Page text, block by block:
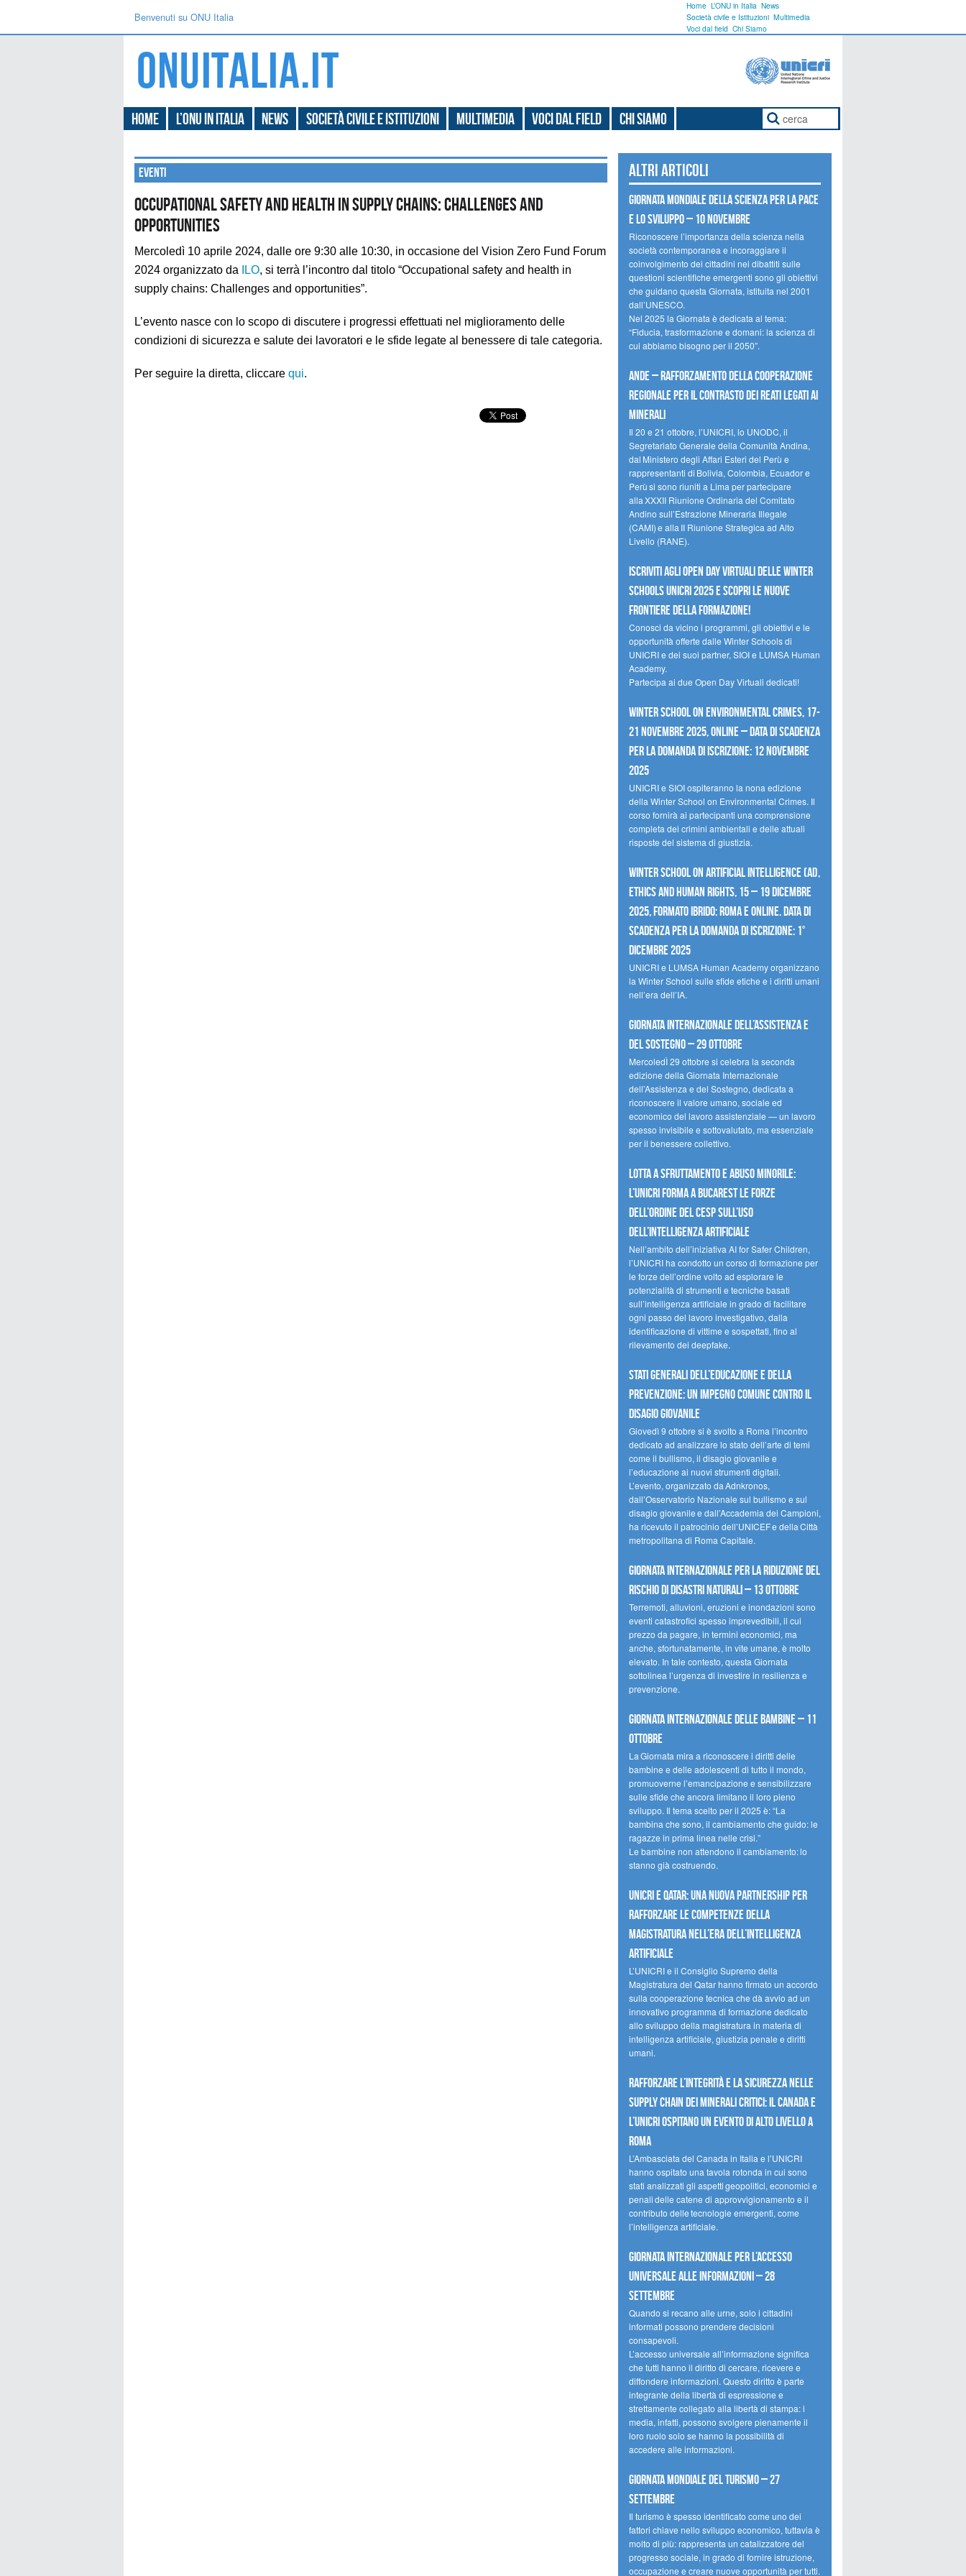
Benvenuti su ONU Italia
Home L’ONU in Italia News
Società civile e Istituzioni Multimedia
Voci dal field Chi Siamo
Home L’ONU in Italia News Società civile e Istituzioni Multimedia Voci dal field Chi Siamo
Eventi
Occupational safety and health in supply chains: Challenges and
opportunities
Mercoledì 10 aprile 2024, dalle ore 9:30 alle 10:30, in occasione del Vision Zero Fund Forum
2024 organizzato da
ILO, si terrà l’incontro dal titolo “Occupational safety and health in
supply chains: Challenges and opportunities”.
L’evento nasce con lo scopo di discutere i progressi effettuati nel miglioramento delle
condizioni di sicurezza e salute dei lavoratori e le sfide legate al benessere di tale categoria.
Per seguire la diretta, cliccare qui.
Altri articoli
Giornata mondiale della scienza per la pace
e lo sviluppo – 10 novembre
Riconoscere l’importanza della scienza nella
società contemporanea e incoraggiare il
coinvolgimento dei cittadini nei dibattiti sulle
questioni scientifiche emergenti sono gli obiettivi
che guidano questa Giornata, istituita nel 2001
dall’UNESCO.
Nel 2025 la Giornata è dedicata al tema:
“Fiducia, trasformazione e domani: la scienza di
cui abbiamo bisogno per il 2050”.
Ande – Rafforzamento della cooperazione
regionale per il contrasto dei reati legati ai
minerali
Il 20 e 21 ottobre, l’UNICRI, lo UNODC, il
Segretariato Generale della Comunità Andina,
dal Ministero degli Affari Esteri del Perù e
rappresentanti di Bolivia, Colombia, Ecuador e
Perù si sono riuniti a Lima per partecipare
alla XXXII Riunione Ordinaria del Comitato
Andino sull’Estrazione Mineraria Illegale
(CAMI) e alla II Riunione Strategica ad Alto
Livello (RANE).
Iscriviti agli Open Day Virtuali delle Winter
Schools UNICRI 2025 e scopri le nuove
frontiere della formazione!
Conosci da vicino i programmi, gli obiettivi e le
opportunità offerte dalle Winter Schools di
UNICRI e dei suoi partner, SIOI e LUMSA Human
Academy.
Partecipa ai due Open Day Virtuali dedicati!
Winter School on Environmental Crimes, 17-
21 novembre 2025, Online – Data di scadenza
per la domanda di iscrizione: 12 novembre
2025
UNICRI e SIOI ospiteranno la nona edizione
della Winter School on Environmental Crimes. Il
corso fornirà ai partecipanti una comprensione
completa dei crimini ambientali e delle attuali
risposte del sistema di giustizia.
Winter School on Artificial Intelligence (AI),
Ethics and Human Rights, 15 – 19 dicembre
2025, Formato Ibrido: Roma e online. Data di
scadenza per la domanda di iscrizione: 1°
dicembre 2025
UNICRI e LUMSA Human Academy organizzano
la Winter School sulle sfide etiche e i diritti umani
nell’era dell’IA.
Giornata internazionale dell’assistenza e
del sostegno – 29 ottobre
MercoledÌ 29 ottobre si celebra la seconda
edizione della Giornata Internazionale
dell’Assistenza e del Sostegno, dedicata a
riconoscere il valore umano, sociale ed
economico del lavoro assistenziale — un lavoro
spesso invisibile e sottovalutato, ma essenziale
per il benessere collettivo.
Lotta a sfruttamento e abuso minorile:
l’UNICRI forma a Bucarest le forze
dell’ordine del CESP sull’uso
dell’Intelligenza Artificiale
Nell’ambito dell’iniziativa AI for Safer Children,
l’UNICRI ha condotto un corso di formazione per
le forze dell’ordine volto ad esplorare le
potenzialità di strumenti e tecniche basati
sull’intelligenza artificiale in grado di facilitare
ogni passo del lavoro investigativo, dalla
identificazione di vittime e sospettati, fino al
rilevamento dei deepfake.
Stati Generali dell’Educazione e della
Prevenzione: un impegno comune contro il
disagio giovanile
Giovedì 9 ottobre si è svolto a Roma l’incontro
dedicato ad analizzare lo stato dell’arte di temi
come il bullismo, il disagio giovanile e
l’educazione ai nuovi strumenti digitali.
L’evento, organizzato da Adnkronos,
dall’Osservatorio Nazionale sul bullismo e sul
disagio giovanile e dall’Accademia dei Campioni,
ha ricevuto il patrocinio dell’UNICEF e della Città
metropolitana di Roma Capitale.
Giornata internazionale per la riduzione del
rischio di disastri naturali – 13 ottobre
Terremoti, alluvioni, eruzioni e inondazioni sono
eventi catastrofici spesso imprevedibili, il cui
prezzo da pagare, in termini economici, ma
anche, sfortunatamente, in vite umane, è molto
elevato. In tale contesto, questa Giornata
sottolinea l’urgenza di investire in resilienza e
prevenzione.
Giornata internazionale delle bambine – 11
ottobre
La Giornata mira a riconoscere i diritti delle
bambine e delle adolescenti di tutto il mondo,
promuoverne l’emancipazione e sensibilizzare
sulle sfide che ancora limitano il loro pieno
sviluppo. Il tema scelto per il 2025 è: “La
bambina che sono, il cambiamento che guido: le
ragazze in prima linea nelle crisi.”
Le bambine non attendono il cambiamento: lo
stanno già costruendo.
UNICRI e Qatar: una nuova partnership per
rafforzare le competenze della
magistratura nell’era dell’intelligenza
artificiale
L’UNICRI e il Consiglio Supremo della
Magistratura del Qatar hanno firmato un accordo
sulla cooperazione tecnica che dà avvio ad un
innovativo programma di formazione dedicato
allo sviluppo della magistratura in materia di
intelligenza artificiale, giustizia penale e diritti
umani.
Rafforzare l’integrità e la sicurezza nelle
supply chain dei minerali critici: il Canada e
l’UNICRI ospitano un evento di alto livello a
Roma
L’Ambasciata del Canada in Italia e l’UNICRI
hanno ospitato una tavola rotonda in cui sono
stati analizzati gli aspetti geopolitici, economici e
penali delle catene di approvvigionamento e il
contributo delle tecnologie emergenti, come
l’intelligenza artificiale.
Giornata internazionale per l’accesso
universale alle informazioni – 28
settembre
Quando si recano alle urne, solo i cittadini
informati possono prendere decisioni
consapevoli.
L’accesso universale all’informazione significa
che tutti hanno il diritto di cercare, ricevere e
diffondere informazioni. Questo diritto è parte
integrante della libertà di espressione e
strettamente collegato alla libertà di stampa: i
media, infatti, possono svolgere pienamente il
loro ruolo solo se hanno la possibilità di
accedere alle informazioni.
Giornata mondiale del turismo – 27
settembre
Il turismo è spesso identificato come uno dei
fattori chiave nello sviluppo economico, tuttavia è
molto di più: rappresenta un catalizzatore del
progresso sociale, in grado di fornire istruzione,
occupazione e creare nuove opportunità per tutti.